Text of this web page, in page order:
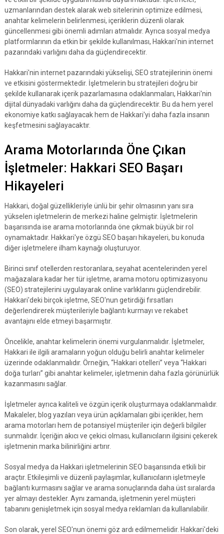
uzmanlarından destek alarak web sitelerinin optimize edilmesi,
anahtar kelimelerin belirlenmesi, içeriklerin düzenli olarak
güncellenmesi gibi önemli adımları atmalıdır. Ayrıca sosyal medya
platformlarının da etkin bir şekilde kullanılması, Hakkari'nin internet
pazarındaki varlığını daha da güçlendirecektir.
Hakkari'nin internet pazarındaki yükselişi, SEO stratejilerinin önemi
ve etkisini göstermektedir. İşletmelerin bu stratejileri doğru bir
şekilde kullanarak içerik pazarlamasına odaklanmaları, Hakkari'nin
dijital dünyadaki varlığını daha da güçlendirecektir. Bu da hem yerel
ekonomiye katkı sağlayacak hem de Hakkari'yi daha fazla insanın
keşfetmesini sağlayacaktır.
Arama Motorlarında Öne Çıkan
İşletmeler: Hakkari SEO Başarı
Hikayeleri
Hakkari, doğal güzellikleriyle ünlü bir şehir olmasının yanı sıra
yükselen işletmelerin de merkezi haline gelmiştir. İşletmelerin
başarısında ise arama motorlarında öne çıkmak büyük bir rol
oynamaktadır. Hakkari'ye özgü SEO başarı hikayeleri, bu konuda
diğer işletmelere ilham kaynağı oluşturuyor.
Birinci sınıf otellerden restoranlara, seyahat acentelerinden yerel
mağazalara kadar her tür işletme, arama motoru optimizasyonu
(SEO) stratejilerini uygulayarak online varlıklarını güçlendirebilir.
Hakkari'deki birçok işletme, SEO'nun getirdiği fırsatları
değerlendirerek müşterileriyle bağlantı kurmayı ve rekabet
avantajını elde etmeyi başarmıştır.
Öncelikle, anahtar kelimelerin önemi vurgulanmalıdır. İşletmeler,
Hakkari ile ilgili aramaların yoğun olduğu belirli anahtar kelimeler
üzerinde odaklanmalıdır. Örneğin, “Hakkari otelleri” veya “Hakkari
doğa turları” gibi anahtar kelimeler, işletmenin daha fazla görünürlük
kazanmasını sağlar.
İşletmeler ayrıca kaliteli ve özgün içerik oluşturmaya odaklanmalıdır.
Makaleler, blog yazıları veya ürün açıklamaları gibi içerikler, hem
arama motorları hem de potansiyel müşteriler için değerli bilgiler
sunmalıdır. İçeriğin akıcı ve çekici olması, kullanıcıların ilgisini çekerek
işletmenin marka bilinirliğini artırır.
Sosyal medya da Hakkari işletmelerinin SEO başarısında etkili bir
araçtır. Etkileşimli ve düzenli paylaşımlar, kullanıcıların işletmeyle
bağlantı kurmasını sağlar ve arama sonuçlarında daha üst sıralarda
yer almayı destekler. Aynı zamanda, işletmenin yerel müşteri
tabanını genişletmek için sosyal medya reklamları da kullanılabilir.
Son olarak, yerel SEO'nun önemi göz ardı edilmemelidir. Hakkari'deki